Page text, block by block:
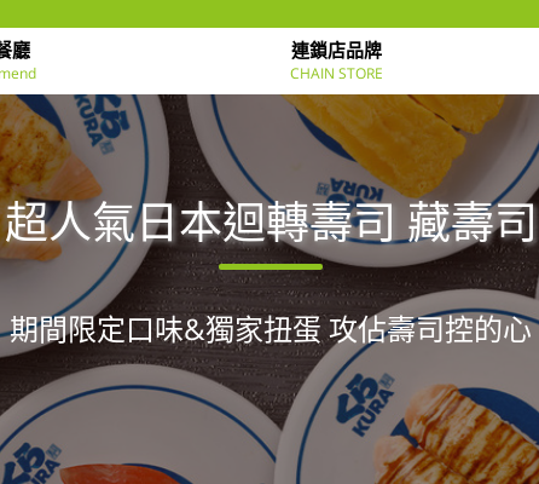
廳 連鎖店品牌
CHAIN STORE
超人氣日本迴轉壽司 藏壽司
期間限定口味&獨家扭蛋 攻佔壽司控的心